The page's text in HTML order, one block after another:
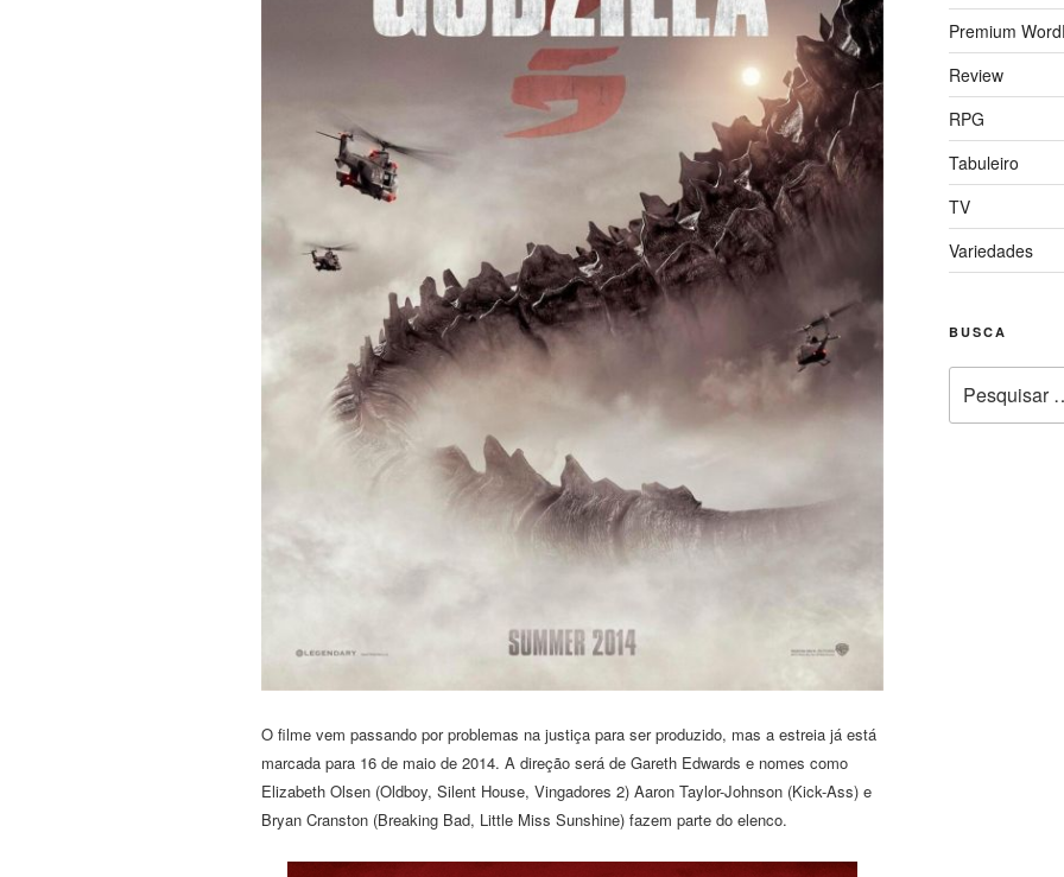
O filme vem passando por problemas na justiça para ser produzido, mas a estreia já está
marcada para 16 de maio de 2014. A direção será de Gareth Edwards e nomes como
Elizabeth Olsen (Oldboy, Silent House, Vingadores 2) Aaron Taylor-Johnson (Kick-Ass) e
Bryan Cranston (Breaking Bad, Little Miss Sunshine) fazem parte do elenco.
Premium
Review
RPG
Tabuleiro
TV
Variedades
BUSCA
por: